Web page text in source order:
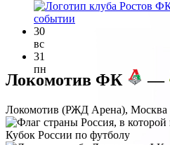
30
вс
31
пн
Локомотив ФК —
Локомотив (РЖД Арена), Москва
Кубок России по футболу